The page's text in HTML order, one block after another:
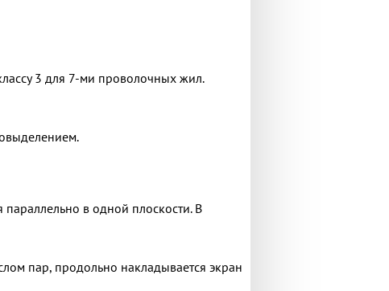
3 для 7-ми проволочных жил.
в одной плоскости. В
пар, продольно накладывается экран